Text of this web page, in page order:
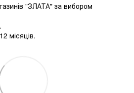
"ЗЛАТА" за вибором
місяців.